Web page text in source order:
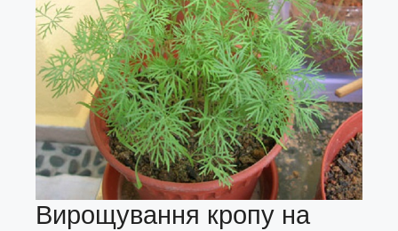
Вирощування кропу на